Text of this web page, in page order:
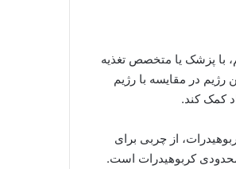
با پزشک یا متخصص تغذیه
در مقایسه با رژیم
کمک کند.
از چربی برای
محدودی کربوهیدرات است.